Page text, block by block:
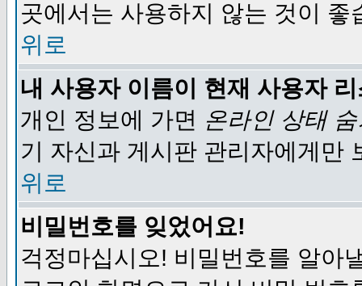
곳에서는 사용하지 않는 것이 좋
위로
내 사용자 이름이 현재 사용자
개인 정보에 가면 온라인 상태
기 자신과 게시판 관리자에게만
위로
비밀번호를 잊었어요!
걱정마십시오! 비밀번호를 알아